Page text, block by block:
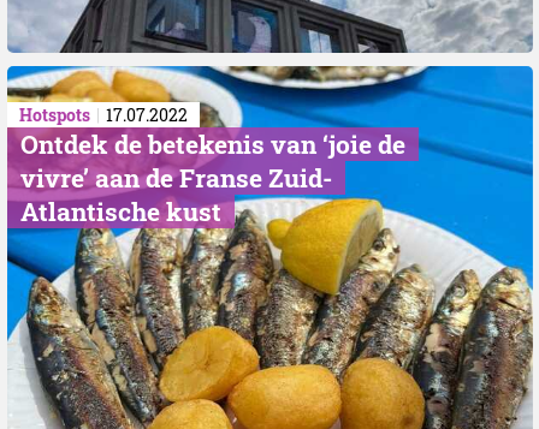
Hotspots 17.07.2022
Ontdek de betekenis van ‘joie de
vivre’ aan de Franse Zuid-
Atlantische kust